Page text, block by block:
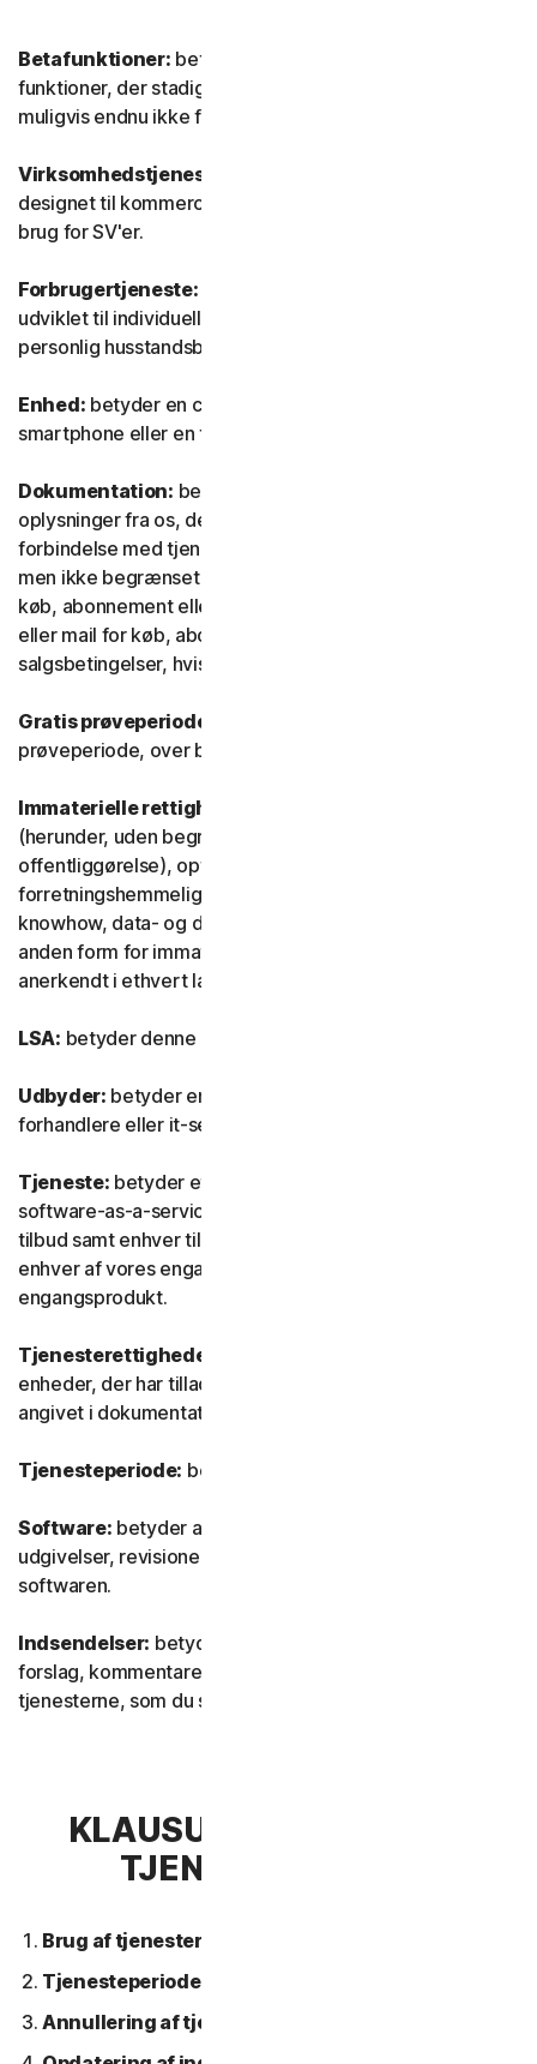
Betafunktioner: betyder nye og/eller opdaterede
funktioner, der stadig er i testtilstand. Disse funktioner er
muligvis endnu ikke fuldt funktionsdygtige eller færdige.
Virksomhedstjeneste:
designet til kommercielle formål og beregnet til intern
brug for SV'er.
Forbrugertjeneste:
udviklet til individuelle forbrugerformål og beregnet til
personlig husstandsbrug.
Enhed: betyder en computer, en bærbar computer, en
smartphone eller en tablet.
Dokumentation: betyder alle dokumenter og
oplysninger fra os, der ledsager eller stilles til rådighed i
forbindelse med tjenesten og/eller softwaren (herunder,
men ikke begrænset til, emballage eller oplysninger om
køb, abonnement eller fornyelse, såsom en kvittering
eller mail for køb, abonnement eller fornyelse, og
salgsbetingelser, hvis du handler direkte med os).
Gratis prøveperiode:
prøveperiode, over begrænset eller ubegrænset tid.
Immaterielle rettigheder:
(herunder, uden begrænsning, patentansøgninger og
offentliggørelse), opfindelser, ophavsrettigheder,
forretningshemmeligheder, ideelle rettigheder,
knowhow, data- og databaserettigheder samt enhver
anden form for immaterielle ejendomsrettigheder, der er
anerkendt i ethvert land eller enhver jurisdiktion i verden.
LSA: betyder denne Licens- og serviceaftale.
Udbyder: betyder enhver af vores autoriserede
forhandlere eller it-serviceudbydere.
Tjeneste: betyder ethvert af vores tjeneste- eller
software-as-a-service (SaaS) abonnementsbaserede
tilbud samt enhver tilknyttet funktion eller tjeneste samt
enhver af vores engangstjenester eller ethvert
engangsprodukt.
Tjenesterettigheder:
enheder, der har tilladelse til at bruge softwaren, som
angivet i dokumentationen.
Tjenesteperiode: betyder tjenestens varighed.
Software: betyder al vores software, inklusive
udgivelser, revisioner, opdateringer eller forbedringer af
softwaren.
Indsendelser: betyder al feedback, alle anmeldelser,
forslag, kommentarer eller ideer vedrørende
tjenesterne, som du sender til os.
KLAUSUL 2 – GENERELLE
TJENESTEVILKÅR
Brug af tjenesterne.
Tjenesteperiode.
Annullering af tjeneste.